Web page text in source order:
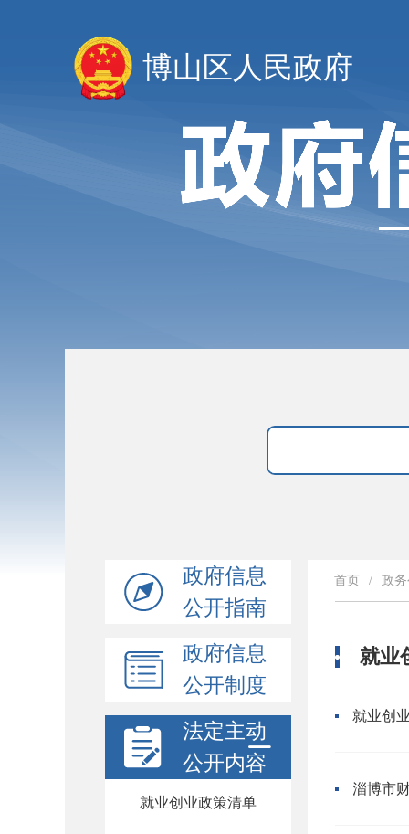
博山区人民政府
政府信息
公开指南
政府信息
公开制度
法定主动
公开内容
就业创业政策清单
首页 / 政
就业
就业创